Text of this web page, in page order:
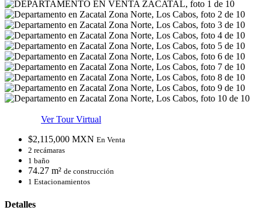
Ver Tour Virtual
$2,115,000 MXN En Venta
2 recámaras
1 baño
74.27 m² de construcción
1 Estacionamientos
Detalles